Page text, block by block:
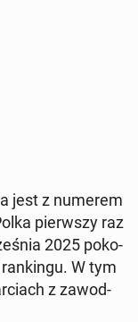
jest z numerem
pierw­szy raz
2025 po­ko­
W tym
z za­wod­